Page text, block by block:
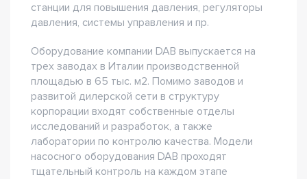
станции для повышения давления, регуляторы
давления, системы управления и пр.
Оборудование компании DAB выпускается на
трех заводах в Италии производственной
площадью в 65 тыс. м2. Помимо заводов и
развитой дилерской сети в структуру
корпорации входят собственные отделы
исследований и разработок, а также
лаборатории по контролю качества. Модели
насосного оборудования DAB проходят
тщательный контроль на каждом этапе